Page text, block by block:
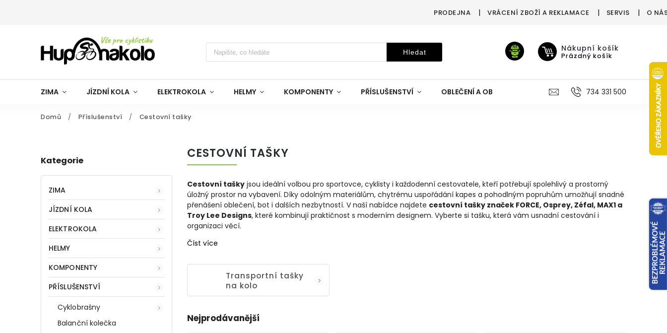
PRODEJNA VRÁCENÍ ZBOŽÍ A REKLAMACE SERVIS O
Hledat Nákupní košík
Prázdný košík
ZIMA JÍZDNÍ KOLA ELEKTROKOLA HELMY KOMPONENTY PŘÍSLUŠENSTVÍ OBLEČENÍ A OBUV VÝŽIVA VÝPRODEJ %
734 331 500
Domů / Příslušenství / Cestovní tašky
Kategorie
ZIMA
JÍZDNÍ KOLA
ELEKTROKOLA
HELMY
KOMPONENTY
PŘÍSLUŠENSTVÍ
Cyklobrašny
Balanční kolečka
CESTOVNÍ TAŠKY
Cestovní tašky jsou ideální volbou pro sportovce, cyklisty i každodenní cestovatele, kteří potřebují spolehlivý a prostorný
úložný prostor na vybavení. Díky odolným materiálům, chytrému uspořádání kapes a pohodlným popruhům umožňují snadné
přenášení oblečení, bot i dalších nezbytností. V naší nabídce najdete cestovní tašky značek FORCE, Osprey, Zéfal, MAX1 a
Troy Lee Designs, které kombinují praktičnost s moderním designem. Vyberte si tašku, která vám usnadní cestování i
organizaci věcí.
Číst více
Transportní tašky
na kolo
Nejprodávanější